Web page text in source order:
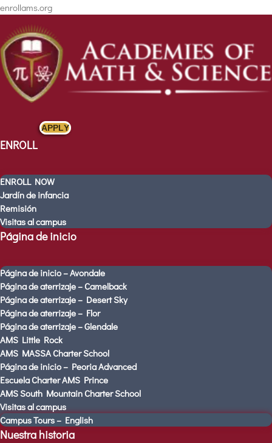
enrollams.org
AMS Little Rock
APPLY
ENROLL
ENROLL NOW
Jardín de infancia
Remisión
Visitas al campus
Página de inicio
Página de inicio – Avondale
Página de aterrizaje – Camelback
Página de aterrizaje – Desert Sky
Página de aterrizaje – Flor
Página de aterrizaje – Glendale
AMS Little Rock
AMS MASSA Charter School
Página de inicio – Peoria Advanced
Escuela Charter AMS Prince
AMS South Mountain Charter School
Visitas al campus
Campus Tours – English
Nuestra historia